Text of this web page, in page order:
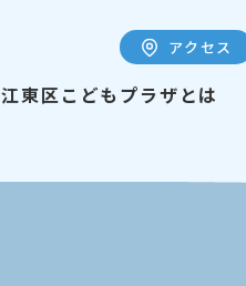
アクセス
江東区こどもプラザとは